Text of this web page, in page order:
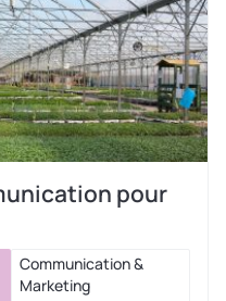
pour
Communication &
Marketing